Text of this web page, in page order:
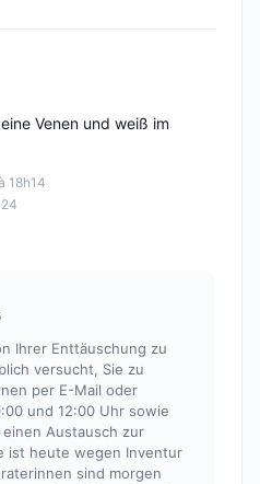
18h14
Venen und weiß im
Ihrer Enttäuschung zu
versucht, Sie zu
per E-Mail oder
und 12:00 Uhr sowie
Austausch zur
ist heute wegen Inventur
sind morgen